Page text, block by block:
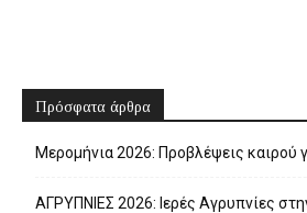
Πρόσφατα άρθρα
Μερομήνια 2026: Προβλέψεις καιρού
ΑΓΡΥΠΝΙΕΣ 2026: Ιερές Αγρυπνίες